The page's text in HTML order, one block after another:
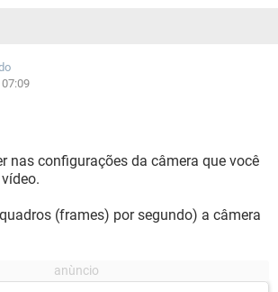
nas configurações da câmera que você
(frames) por segundo) a câmera